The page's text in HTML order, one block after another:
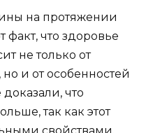
на протяжении
факт, что здоровье
не только от
и от особенностей
что
так как этот